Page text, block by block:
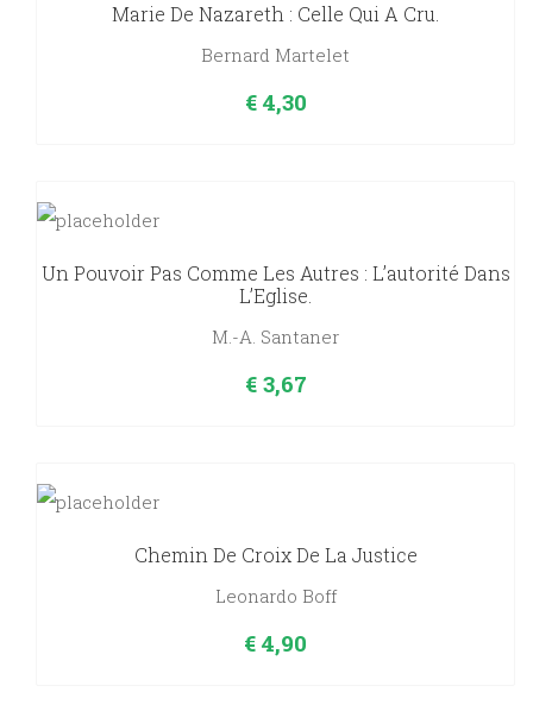
Marie De Nazareth : Celle Qui A Cru.
Bernard Martelet
€4,30
Un Pouvoir Pas Comme Les Autres : L’autorité Dans
L’Eglise.
M.-A. Santaner
€3,67
Chemin De Croix De La Justice
Leonardo Boff
€ 4,90